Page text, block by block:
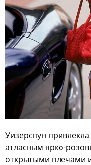
Уизерспун
атласным ярко-
открытыми плечами